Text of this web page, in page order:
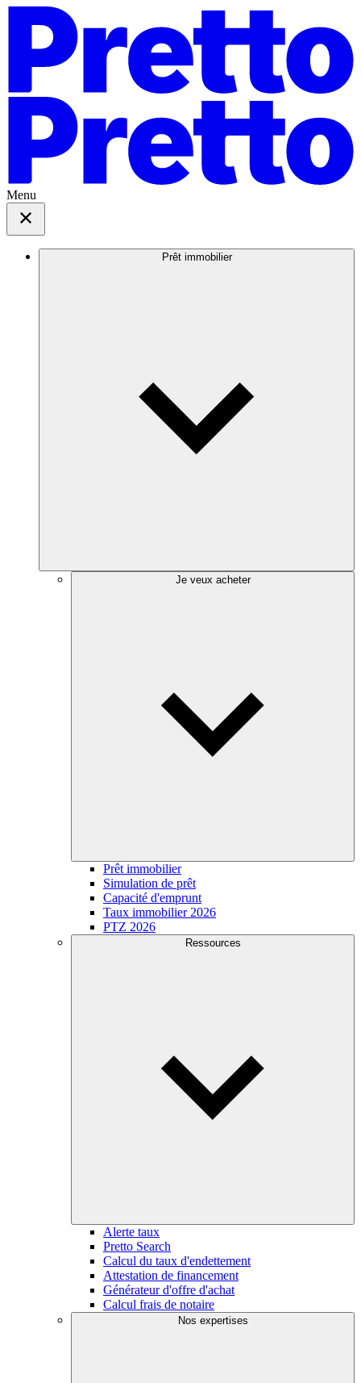
Menu
Prêt immobilier
Je veux acheter
Prêt immobilier
Simulation de prêt
Capacité d'emprunt
Taux immobilier 2026
PTZ 2026
Ressources
Alerte taux
Pretto Search
Calcul du taux d'endettement
Attestation de financement
Générateur d'offre d'achat
Calcul frais de notaire
Nos expertises